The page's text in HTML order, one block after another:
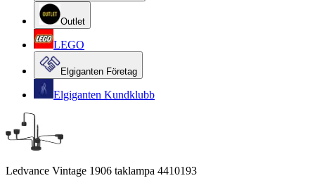
Outlet
LEGO
Elgiganten Företag
Elgiganten Kundklubb
Ledvance Vintage 1906 taklampa 4410193